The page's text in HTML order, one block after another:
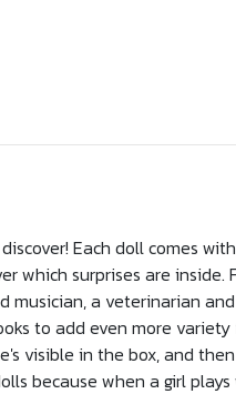
Each doll comes
which surprises are inside.
musician, a veterinarian
to add even more
visible in the box, and
because when a girl